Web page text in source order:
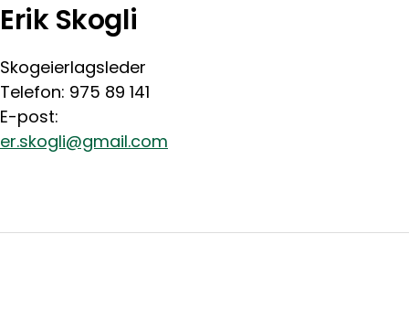
Erik Skogli
Skogeierlagsleder
Telefon: 975 89 141
E-post:
er.skogli@gmail.com